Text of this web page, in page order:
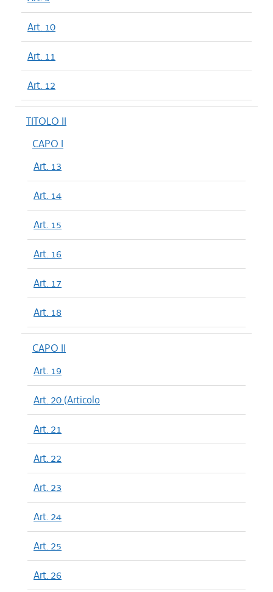
Art. 10
Art. 11
Art. 12
TITOLO II
CAPO I
Art. 13
Art. 14
Art. 15
Art. 16
Art. 17
Art. 18
CAPO II
Art. 19
Art. 20 (Articolo
Art. 21
Art. 22
Art. 23
Art. 24
Art. 25
Art. 26